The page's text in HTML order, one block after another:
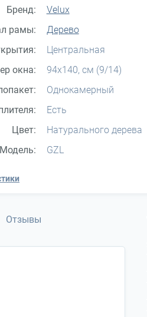
Бренд:
Velux
рамы:
Дерево
Центральная
окна:
94x140, см (9/14)
Однокамерный
Есть
Цвет:
Натурального дерева
Модель:
GZL
Отзывы